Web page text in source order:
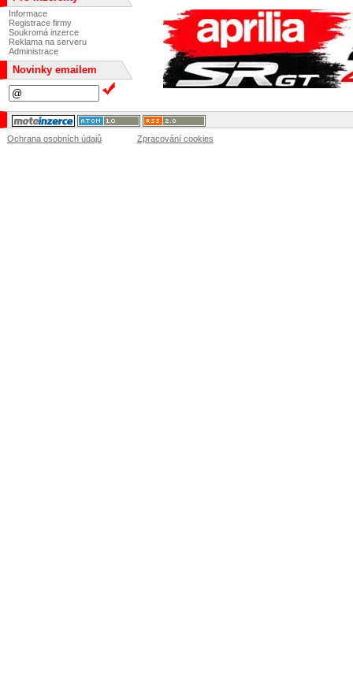
Informace
Registrace firmy
Soukromá inzerce
Reklama na serveru
Administrace
Novinky emailem
Ochrana osobních údajů Zpracování cookies